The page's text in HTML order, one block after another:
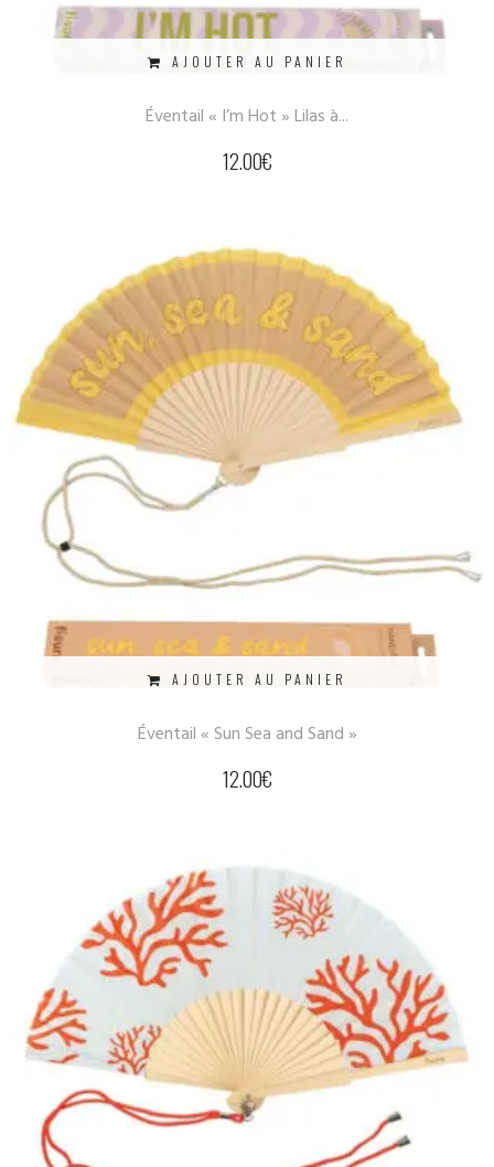
AJOUTER AU PANIER
Éventail « I’m Hot » Lilas à...
12.00€
AJOUTER AU PANIER
Éventail « Sun Sea and Sand »
12.00€